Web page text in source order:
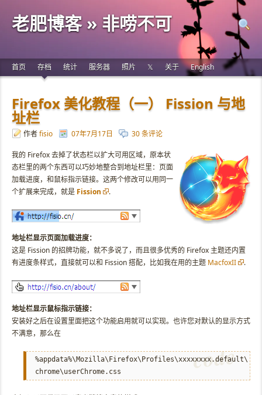
老肥博客 » 非唠不可
首页 存档 统计 服务器 照片 𝕏 关于 English
Firefox 美化教程（一） Fission 与地
址栏
作者fisio 07年7月17日 30 条评论
我的 Firefox 去掉了状态栏以扩大可用区域，原本状
态栏里的两个东西可以巧妙地整合到地址栏里：页面
加载进度，和鼠标指示链接。这两个修改可以用同一
个扩展来完成，就是 Fission .
地址栏显示页面加载进度：
这是 Fission 的招牌功能，就不多说了，而且很多优秀的 Firefox 主题还内置
有进度条样式，直接就可以和 Fission 搭配，比如我在用的主题 MacfoxII .
地址栏显示鼠标指示链接：
安装好之后在设置里面把这个功能启用就可以实现。也许您对默认的显示方式
不满意，那么在
%appdata%\Mozilla\Firefox\Profiles\xxxxxxxx.default\
chrome\userChrome.css